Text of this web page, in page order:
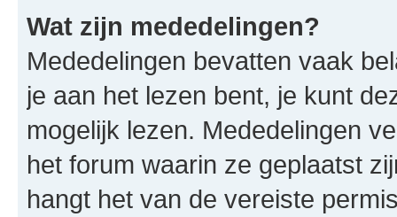
Wat zijn mededelingen?
Mededelingen bevatten vaak
je aan het lezen bent, je kunt
mogelijk lezen. Mededelingen
het forum waarin ze geplaatst
hangt het van de vereiste